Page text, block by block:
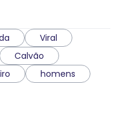
Viral
Calvão
homens